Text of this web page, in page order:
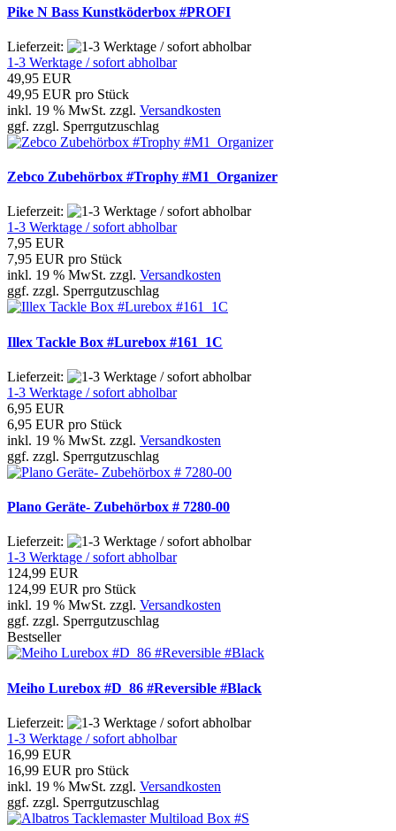
Pike N Bass Kunstköderbox #PROFI
Lieferzeit:
1-3 Werktage / sofort abholbar
49,95 EUR
49,95 EUR pro Stück
inkl. 19 % MwSt. zzgl. Versandkosten
ggf. zzgl. Sperrgutzuschlag
Zebco Zubehörbox #Trophy #M1_Organizer
Lieferzeit:
1-3 Werktage / sofort abholbar
7,95 EUR
7,95 EUR pro Stück
inkl. 19 % MwSt. zzgl. Versandkosten
ggf. zzgl. Sperrgutzuschlag
Illex Tackle Box #Lurebox #161_1C
Lieferzeit:
1-3 Werktage / sofort abholbar
6,95 EUR
6,95 EUR pro Stück
inkl. 19 % MwSt. zzgl. Versandkosten
ggf. zzgl. Sperrgutzuschlag
Plano Geräte- Zubehörbox # 7280-00
Lieferzeit:
1-3 Werktage / sofort abholbar
124,99 EUR
124,99 EUR pro Stück
inkl. 19 % MwSt. zzgl. Versandkosten
ggf. zzgl. Sperrgutzuschlag
Bestseller
Meiho Lurebox #D_86 #Reversible #Black
Lieferzeit:
1-3 Werktage / sofort abholbar
16,99 EUR
16,99 EUR pro Stück
inkl. 19 % MwSt. zzgl. Versandkosten
ggf. zzgl. Sperrgutzuschlag